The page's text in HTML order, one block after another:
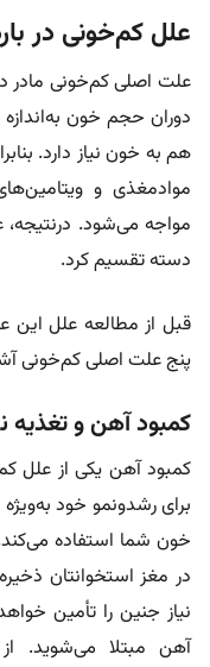
علل کم‌خونی در
علت اصلی کم‌خونی مادر
هم به خون نیاز دارد.
موادمغذی و
مواجه می‌شود. درنتیجه،
دسته تقسیم کرد.
قبل از مطالعه علل این
پنج علت اصلی کم‌خونی
کمبود آهن و تغذیه
کمبود آهن یکی از علل
برای رشدونمو خود
خون شما استفاده می‌کند.
در مغز استخوانتان
نیاز جنین را تأمین
آهن مبتلا می‌شوید.